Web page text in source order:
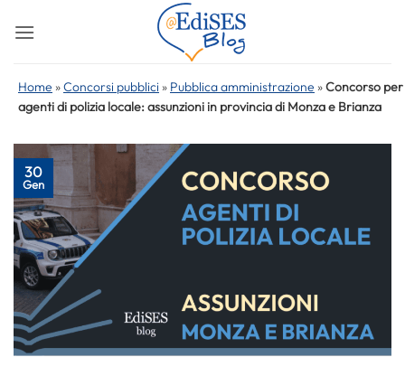
Home »Concorsi pubblici » Pubblica amministrazione »Concorso per
agenti di polizia locale: assunzioni in provincia di Monza e Brianza
30
Gen